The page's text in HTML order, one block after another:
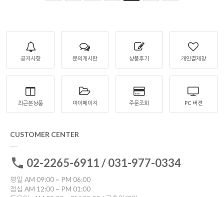
공지사항 문의게시판 상품후기 개인결제창
최근본상품 마이페이지 주문조회 PC 버젼
CUSTOMER CENTER
02-2265-6911 / 031-977-0334
평일 AM 09:00 ~ PM 06:00
점심 AM 12:00 ~ PM 01:00